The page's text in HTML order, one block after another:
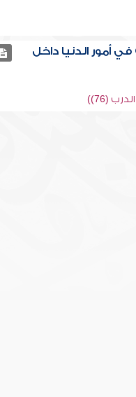
أمور الدنيا داخل
(76))